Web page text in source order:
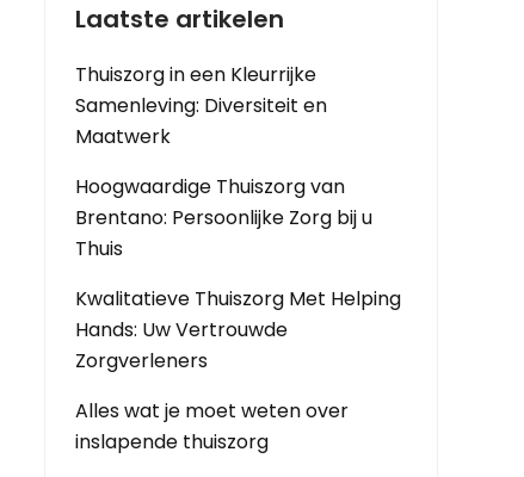
Laatste artikelen
Thuiszorg in een Kleurrijke
Samenleving: Diversiteit en
Maatwerk
Hoogwaardige Thuiszorg van
Brentano: Persoonlijke Zorg bij u
Thuis
Kwalitatieve Thuiszorg Met Helping
Hands: Uw Vertrouwde
Zorgverleners
Alles wat je moet weten over
inslapende thuiszorg